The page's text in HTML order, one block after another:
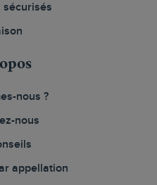
sécurisés
nous ?
nous
appellation